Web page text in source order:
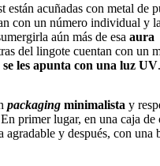
están acuñadas con metal de
con un número individual y la
aún más de esa aura
del lingote cuentan con un
les apunta con una luz UV.
packaging minimalista y
primer lugar, en una caja de
agradable y después, con una